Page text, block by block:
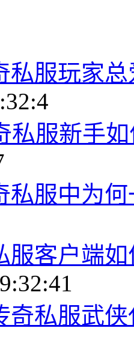
私服玩家
私服新手
私服中为
服客户端
奇私服武